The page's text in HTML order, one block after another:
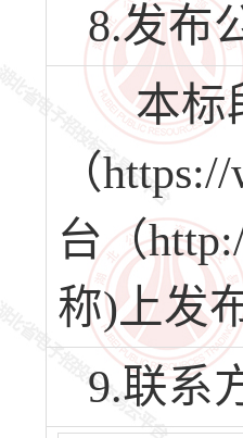
8.发布
本标
（
台（
称)上发
9.联系